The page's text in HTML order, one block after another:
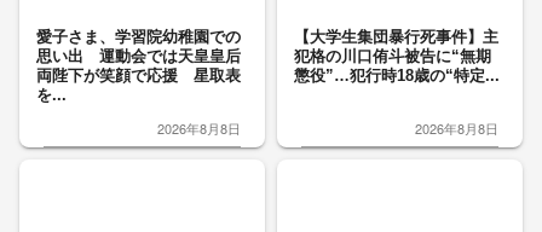
愛子さま、学習院幼稚園での
思い出 運動会では天皇皇后
両陛下が笑顔で応援 星取表
を...
2026年8月8日
【大学生集団暴行死事件】主
犯格の川口侑斗被告に“無期
懲役”…犯行時18歳の“特定...
2026年8月8日